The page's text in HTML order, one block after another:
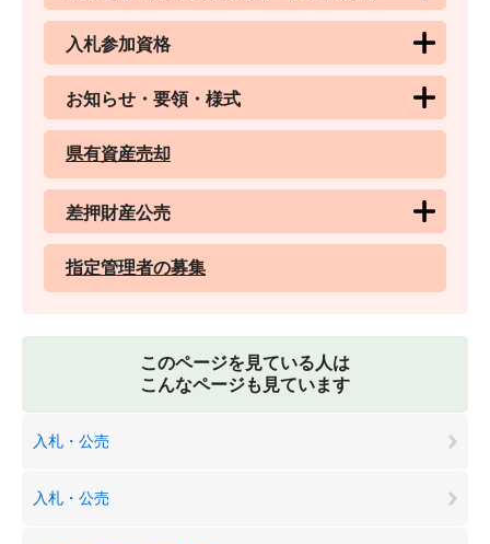
入札参加資格
お知らせ・要領・様式
県有資産売却
差押財産公売
指定管理者の募集
このページを見ている人は
こんなページも見ています
入札・公売
入札・公売